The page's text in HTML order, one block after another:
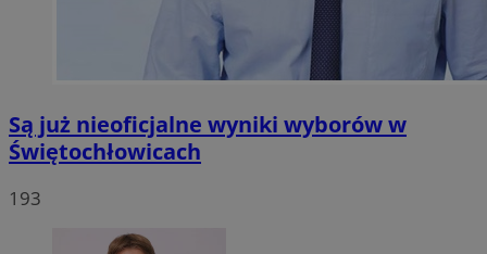
Są już nieoficjalne wyniki wyborów w
Świętochłowicach
193